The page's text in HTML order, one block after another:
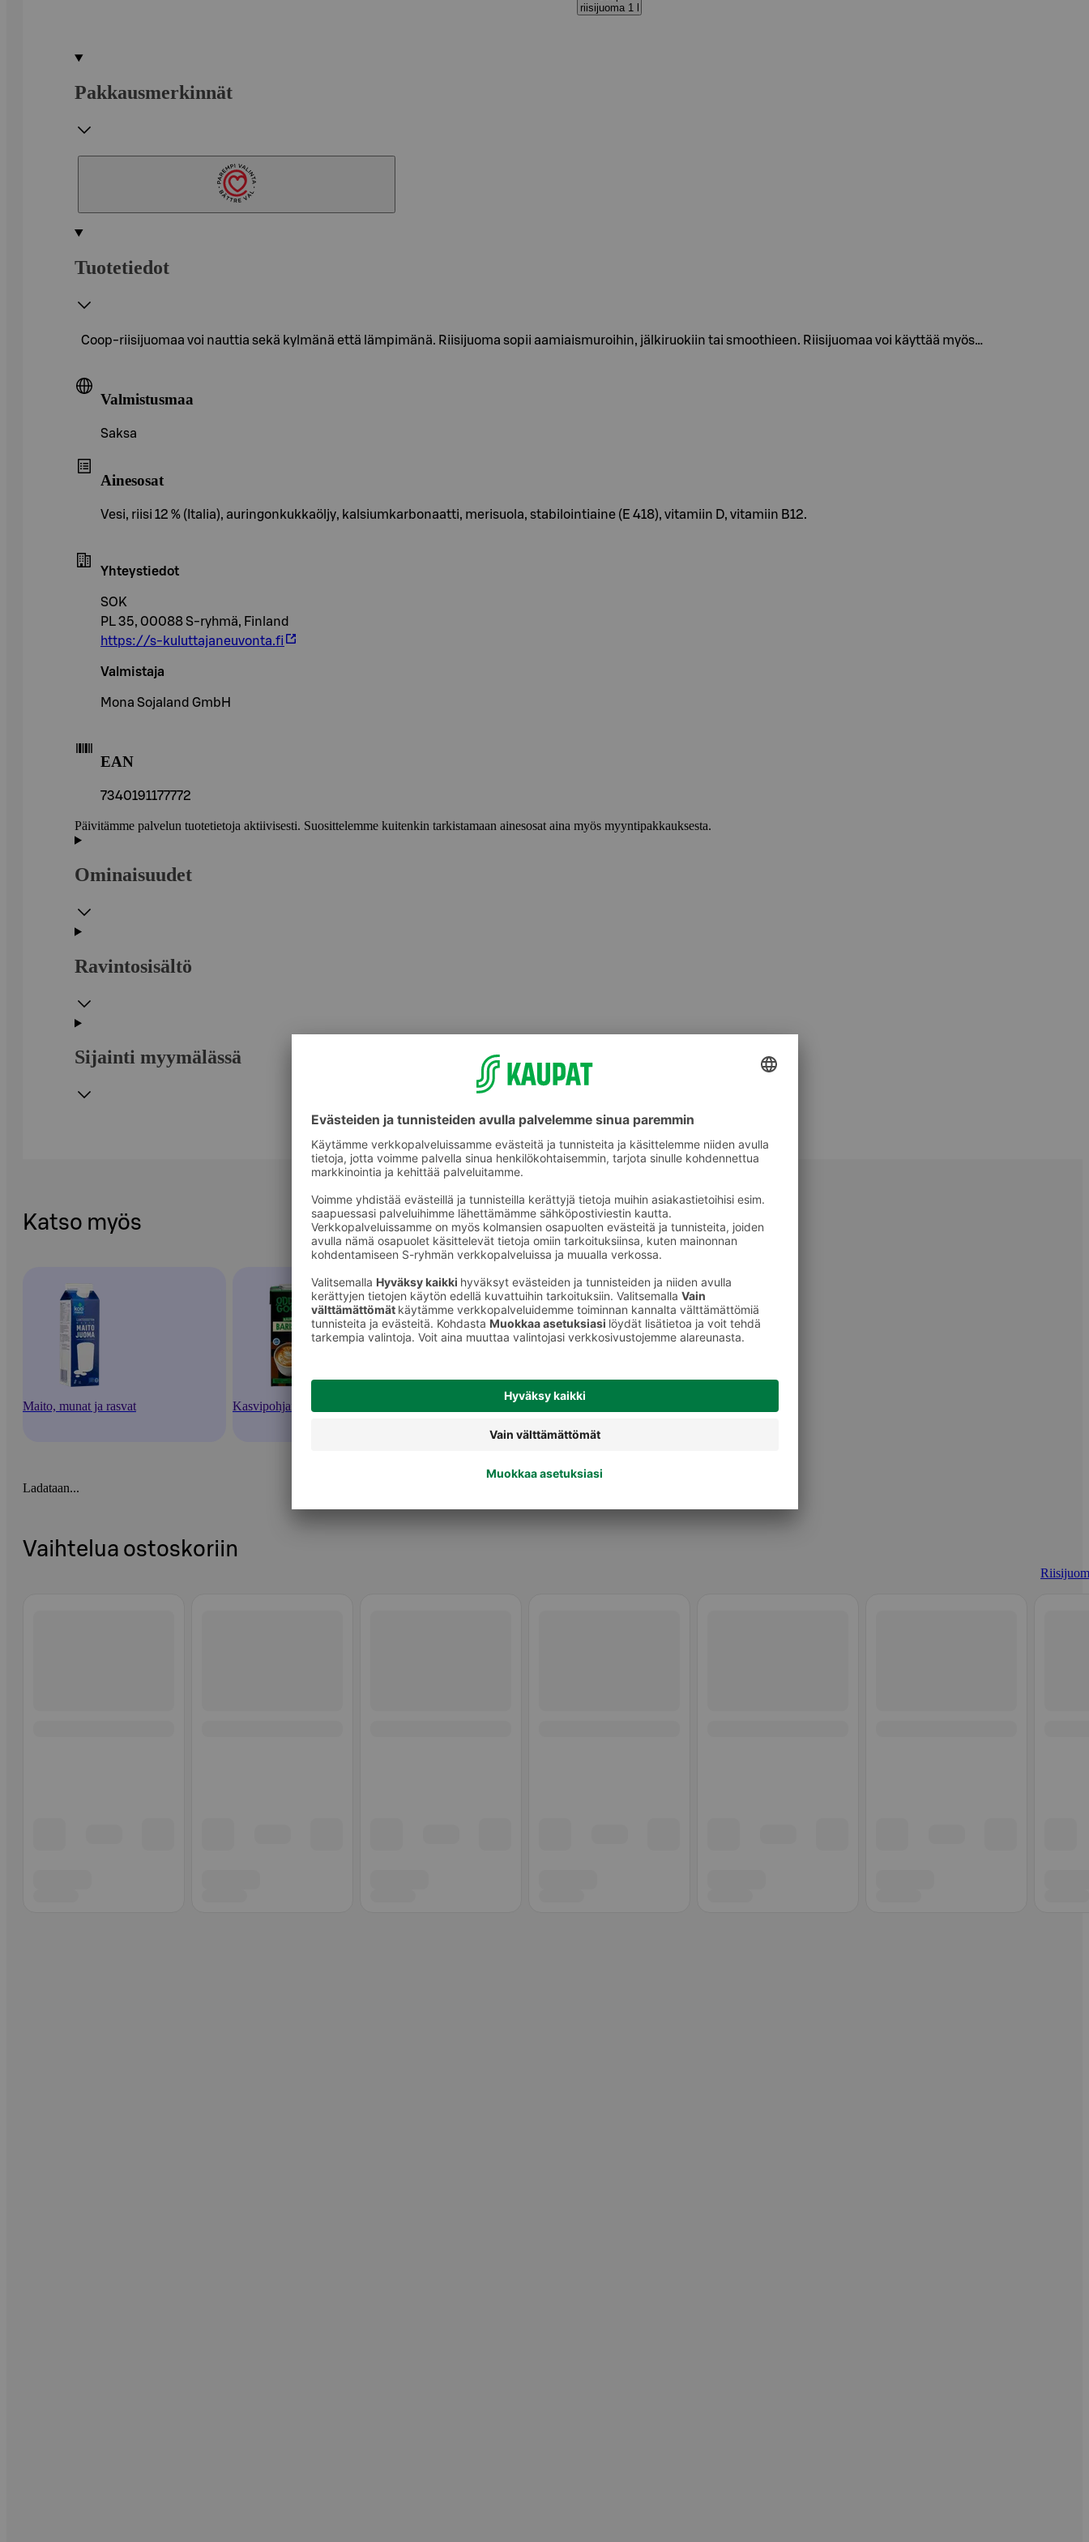
riisijuoma 1 l
Pakkausmerkinnät
Tuotetiedot
Coop-riisijuomaa voi nauttia sekä kylmänä että lämpimänä. Riisijuoma sopii aamiaismuroihin, jälkiruokiin tai smoothieen. Riisijuomaa voi käyttää myös…
Valmistusmaa
Saksa
Ainesosat
Vesi, riisi 12 % (Italia), auringonkukkaöljy, kalsiumkarbonaatti, merisuola, stabilointiaine (E 418), vitamiin D, vitamiin B12.
Yhteystiedot
SOK
PL 35, 00088 S-ryhmä, Finland
https://s-kuluttajaneuvonta.fi
Valmistaja
Mona Sojaland GmbH
EAN
7340191177772
Päivitämme palvelun tuotetietoja aktiivisesti. Suosittelemme kuitenkin tarkistamaan ainesosat aina myös myyntipakkauksesta.
Ominaisuudet
Ravintosisältö
Sijainti myymälässä
Katso myös
Maito, munat ja rasvat Kasvipohjaiset juomat Riisijuomat
Ladataan...
Vaihtelua ostoskoriin